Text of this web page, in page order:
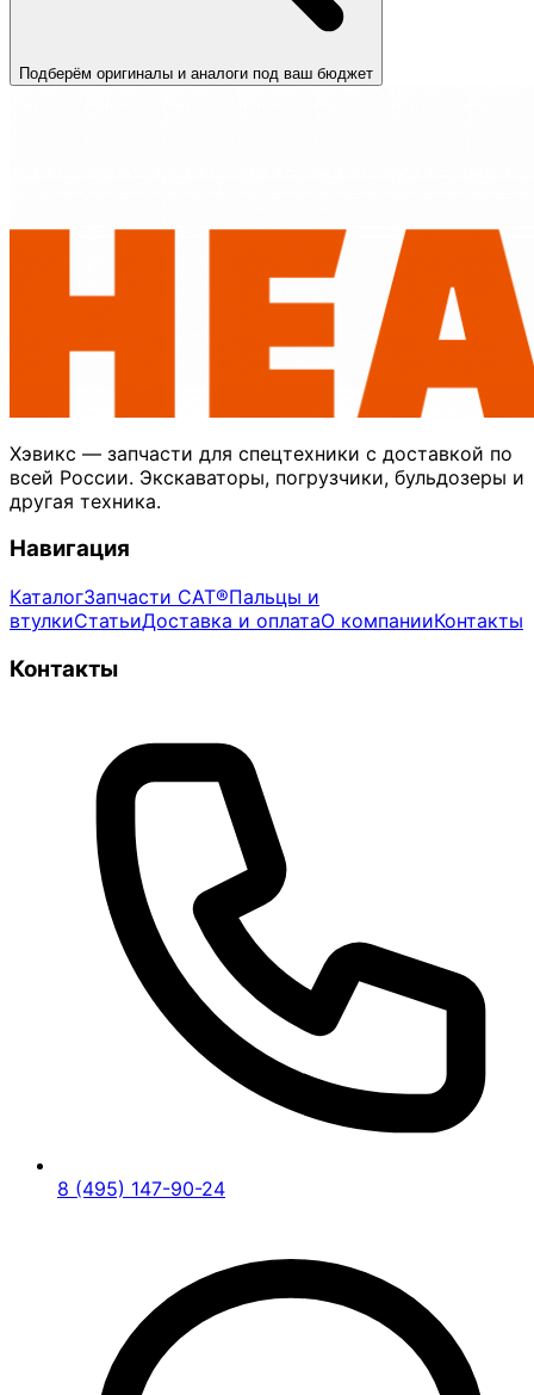
Подберём оригиналы и аналоги под ваш бюджет
Хэвикс — запчасти для спецтехники с доставкой по
всей России. Экскаваторы, погрузчики, бульдозеры и
другая техника.
Навигация
КаталогЗапчасти CAT®Пальцы и
втулкиСтатьиДоставка и оплатаО компанииКонтакты
Контакты
8 (495) 147-90-24